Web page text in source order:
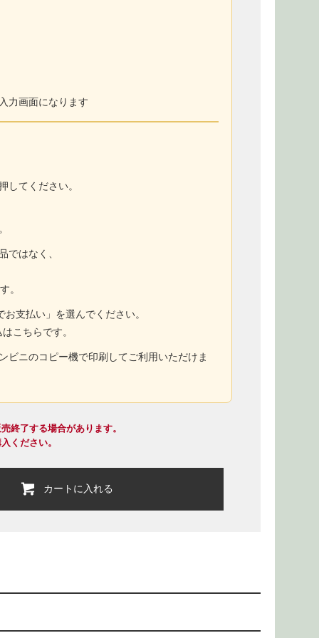
力画面になります
してください。
ではなく、
。
支払い」を選んでください。
こちらです。
ビニのコピー機で印刷してご利用いただけま
終了する場合があります。
ください。
カートに入れる